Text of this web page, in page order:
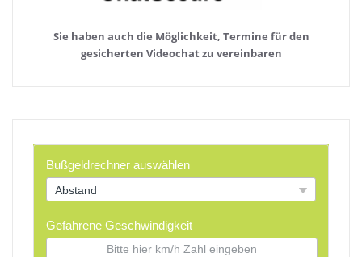
Sie haben auch die Möglichkeit, Termine für den
gesicherten Videochat zu vereinbaren